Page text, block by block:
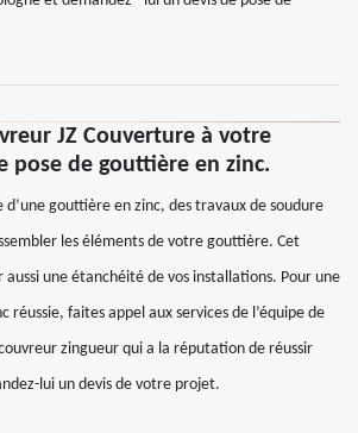
JZ Couverture à votre
pose de gouttière en zinc.
d’une gouttière en zinc, des travaux de soudure
les éléments de votre gouttière. Cet
aussi une étanchéité de vos installations. Pour une
réussie, faites appel aux services de l’équipe de
zingueur qui a la réputation de réussir
lui un devis de votre projet.